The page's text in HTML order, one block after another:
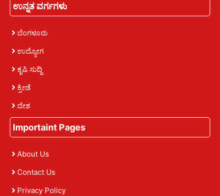
ಉನ್ನತ ವರ್ಗಗಳು
ಬೆಂಗಳೂರು
ಉದ್ಯೋಗ
ಕೃಷಿ ಸುದ್ದಿ
ಕ್ರೀಡೆ
ದೇಶ
Importaint Pages
About Us
Contact Us
Privacy Policy